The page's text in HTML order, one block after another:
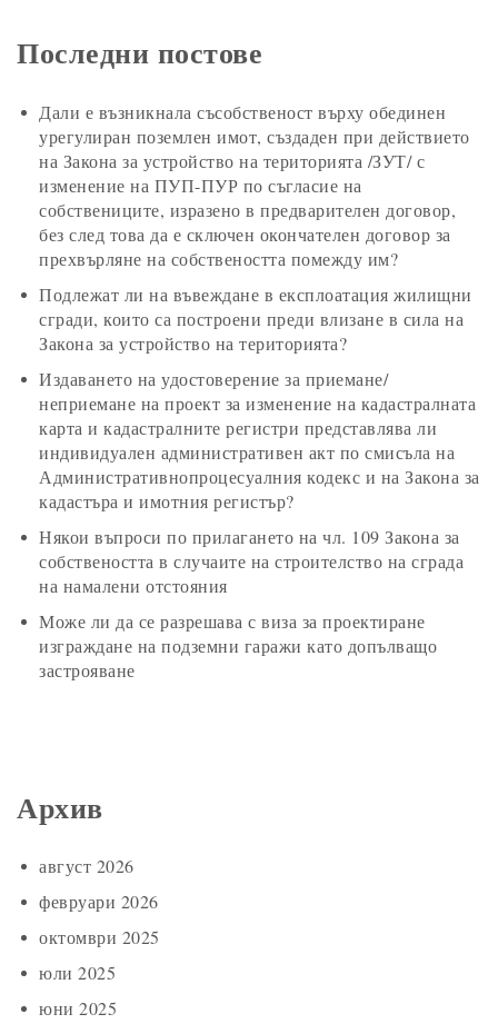
Последни постове
Дали е възникнала съсобственост върху обединен
урегулиран поземлен имот, създаден при действието
на Закона за устройство на територията /ЗУТ/ с
изменение на ПУП-ПУР по съгласие на
собствениците, изразено в предварителен договор,
без след това да е сключен окончателен договор за
прехвърляне на собствеността помежду им?
Подлежат ли на въвеждане в експлоатация жилищни
сгради, които са построени преди влизане в сила на
Закона за устройство на територията?
Издаването на удостоверение за приемане/
неприемане на проект за изменение на кадастралната
карта и кадастралните регистри представлява ли
индивидуален административен акт по смисъла на
Административнопроцесуалния кодекс и на Закона за
кадастъра и имотния регистър?
Някои въпроси по прилагането на чл. 109 Закона за
собствеността в случаите на строителство на сграда
на намалени отстояния
Може ли да се разрешава с виза за проектиране
изграждане на подземни гаражи като допълващо
застрояване
Архив
август 2026
февруари 2026
октомври 2025
юли 2025
юни 2025